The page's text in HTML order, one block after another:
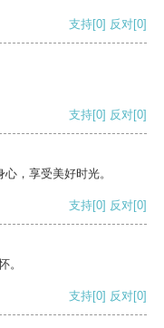
支持[0] 反对[0]
支持[0] 反对[0]
，享受美好时光。
支持[0] 反对[0]
。
支持[0] 反对[0]